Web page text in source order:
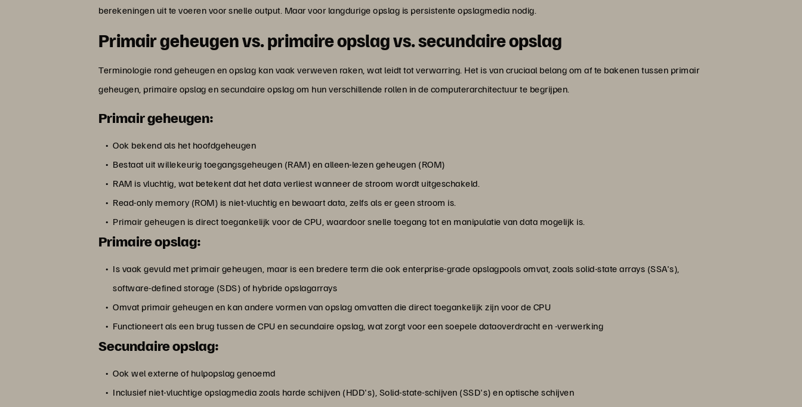
berekeningen uit te voeren voor snelle output. Maar voor langdurige opslag is persistente opslagmedia nodig.
Primair geheugen vs. primaire opslag vs. secundaire opslag
Terminologie rond geheugen en opslag kan vaak verweven raken, wat leidt tot verwarring. Het is van cruciaal belang om af te bakenen tussen primair
geheugen, primaire opslag en secundaire opslag om hun verschillende rollen in de computerarchitectuur te begrijpen.
Primair geheugen:
Ook bekend als het hoofdgeheugen
Bestaat uit willekeurig toegangsgeheugen (RAM) en alleen-lezen geheugen (ROM)
RAM is vluchtig, wat betekent dat het data verliest wanneer de stroom wordt uitgeschakeld.
Read-only memory (ROM) is niet-vluchtig en bewaart data, zelfs als er geen stroom is.
Primair geheugen is direct toegankelijk voor de CPU, waardoor snelle toegang tot en manipulatie van data mogelijk is.
Primaire opslag:
Is vaak gevuld met primair geheugen, maar is een bredere term die ook enterprise-grade opslagpools omvat, zoals solid-state arrays (SSA's),
software-defined storage (SDS) of hybride opslagarrays
Omvat primair geheugen en kan andere vormen van opslag omvatten die direct toegankelijk zijn voor de CPU
Functioneert als een brug tussen de CPU en secundaire opslag, wat zorgt voor een soepele dataoverdracht en -verwerking
Secundaire opslag:
Ook wel externe of hulpopslag genoemd
Inclusief niet-vluchtige opslagmedia zoals harde schijven (HDD's), Solid-state-schijven (SSD's) en optische schijven